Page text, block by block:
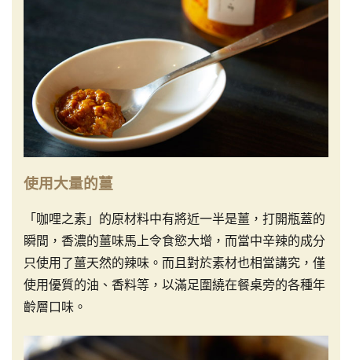
使用大量的薑
「咖哩之素」的原材料中有將近一半是薑，打開瓶蓋的
瞬間，香濃的薑味馬上令食慾大增，而當中辛辣的成分
只使用了薑天然的辣味。而且對於素材也相當講究，僅
使用優質的油、香料等，以滿足圍繞在餐桌旁的各種年
齡層口味。